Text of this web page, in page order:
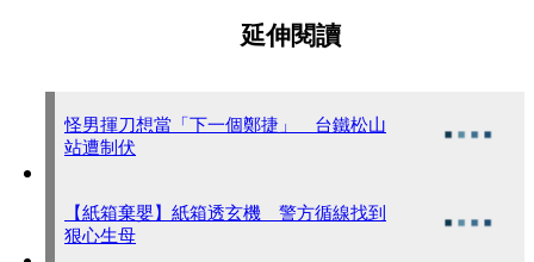
延伸閱讀
怪男揮刀想當「下一個鄭捷」 台鐵松山
站遭制伏
【紙箱棄嬰】紙箱透玄機 警方循線找到
狠心生母